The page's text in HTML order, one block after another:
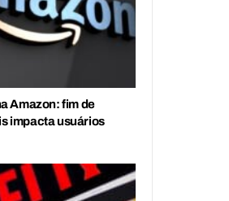
Amazon: fim de
impacta usuários